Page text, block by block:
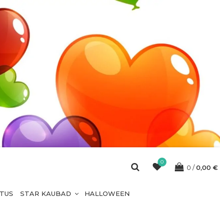
0
0 0,00 €
STAR KAUBAD HALLOWEEN